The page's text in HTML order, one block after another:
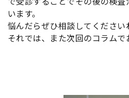
います。
悩んだらぜひ相談してください
それでは、また次回のコラムで